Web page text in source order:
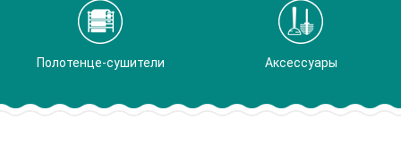
Полотенце-сушители Аксессуары